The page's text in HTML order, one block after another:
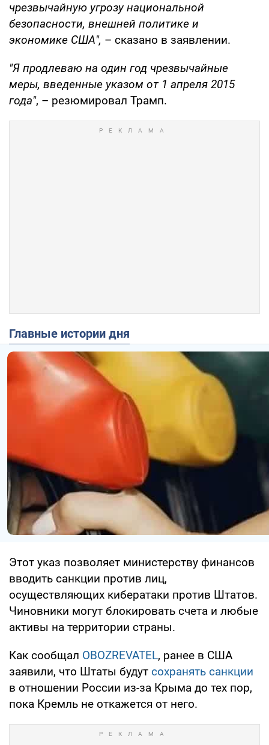
чрезвычайную угрозу национальной
безопасности, внешней политике и
экономике США", – сказано в заявлении.
"Я продлеваю на один год чрезвычайные
меры, введенные указом от 1 апреля 2015
года", – резюмировал Трамп.
Главные истории дня
Этот указ позволяет министерству финансов
вводить санкции против лиц,
осуществляющих кибератаки против Штатов.
Чиновники могут блокировать счета и любые
активы на территории страны.
Как сообщал OBOZREVATEL, ранее в США
заявили, что Штаты будут сохранять санкции
в отношении России из-за Крыма до тех пор,
пока Кремль не откажется от него.